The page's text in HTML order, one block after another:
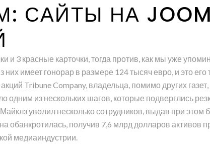
САЙТЫ НА
и 3 красные карточки, тогда против, как мы уже
имеет гонорар в размере 124 тысяч евро, и это
Tribune Company, владельца, помимо других
из нескольких шагов, которые подверглись
уволил несколько сотрудников, выдав при
обанкротилась, получив 7,6 млрд долларов активов
медиаиндустрии.